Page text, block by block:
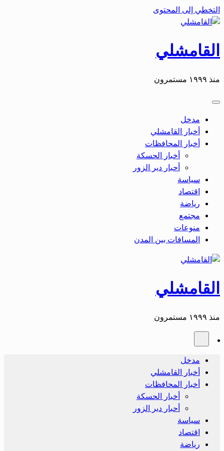
التخطي إلى المحتوى
القامشلي
منذ ١٩٩٩ مستمرون
مدخل
أخبار القامشلي
أخبار المحافظات
أخبار الحسكة
أحبار دير الزور
سياسة
اقتصاد
رياضة
مجتمع
منوعات
المسافات بين المدن
القامشلي
منذ ١٩٩٩ مستمرون
مدخل
أخبار القامشلي
أخبار المحافظات
أخبار الحسكة
أحبار دير الزور
سياسة
اقتصاد
رياضة